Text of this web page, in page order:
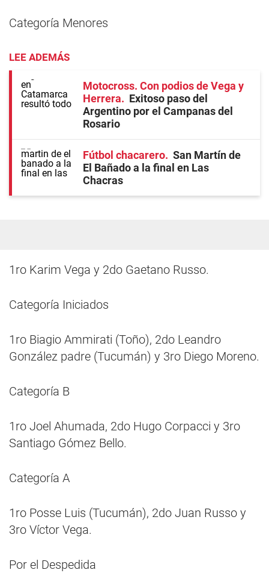
Categoría Menores
LEE ADEMÁS
Motocross. Con podios de Vega y
Herrera
Exitoso paso del
Argentino por el Campanas del
Rosario
Fútbol chacarero
San Martín de
El Bañado a la final en Las
Chacras
1ro Karim Vega y 2do Gaetano Russo.
Categoría Iniciados
1ro Biagio Ammirati (Toño), 2do Leandro
González padre (Tucumán) y 3ro Diego Moreno.
Categoría B
1ro Joel Ahumada, 2do Hugo Corpacci y 3ro
Santiago Gómez Bello.
Categoría A
1ro Posse Luis (Tucumán), 2do Juan Russo y
3ro Víctor Vega.
Por el Despedida